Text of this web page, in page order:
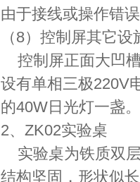
由于接线或操作错
（8）控制屏其它设
控制屏正面大凹
设有单相三极220V
的40W日光灯一盏。
2、ZK02实验桌
实验桌为铁质双
结构坚固，形状似